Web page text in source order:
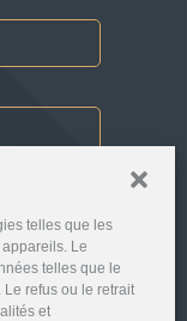
telles que les
Le
telles que le
refus ou le retrait
et
bulletins,